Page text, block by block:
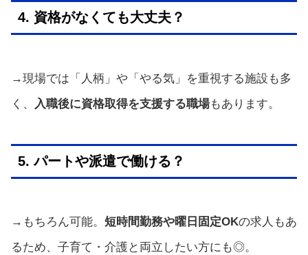
4. 資格がなくても大丈夫？
→現場では「人柄」や「やる気」を重視する施設も多
く、
入職後に資格取得を支援する職場もあります。
5. パートや派遣で働ける？
→もちろん可能。 短時間勤務や曜日固定OKの求人もあ
るため、子育て・介護と両立したい方にも◎。